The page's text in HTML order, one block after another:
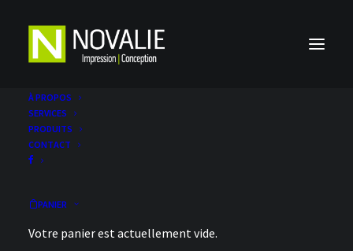
À PROPOS
SERVICES
PRODUITS
CONTACT
PANIER
Votre panier est actuellement vide.